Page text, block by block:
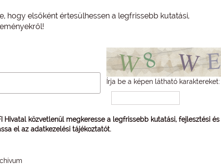
hogy elsőként értesülhessen a legfrissebb kutatási,
Írja be a képen látható karaktereket:
közvetlenül megkeresse a legfrissebb kutatási, fejlesztési
el az adatkezelési tájékoztatót.